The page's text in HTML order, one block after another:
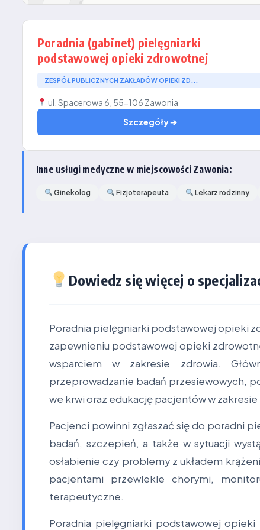
Poradnia (gabinet) pielęgniarki
podstawowej opieki zdrowotnej
ZESPÓŁ PUBLICZNYCH ZAKŁADÓW OPIEKI ZD...
ul. Spacerowa 6, 55-106 Zawonia
Szczegóły ➔
Inne usługi medyczne w miejscowości Zawonia:
Ginekolog Fizjoterapeuta Lekarz rodzinny
Dowiedz się więcej o
Poradnia pielęgniarki podstawowej opieki
zapewnieniu podstawowej opieki
wsparciem w zakresie zdrowia.
przeprowadzanie badań przesiewowych,
we krwi oraz edukację pacjentów w
Pacjenci powinni zgłaszać się do poradni
badań, szczepień, a także w sytuacji
osłabienie czy problemy z układem
pacjentami przewlekle chorymi,
terapeutyczne.
Poradnia pielęgniarki podstawowej